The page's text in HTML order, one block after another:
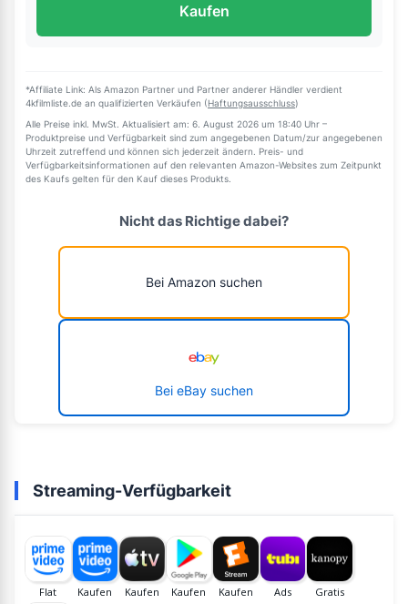
Kaufen
*Affiliate Link: Als Amazon Partner und Partner anderer Händler verdient
4kfilmliste.de an qualifizierten Verkäufen (Haftungsausschluss)
Alle Preise inkl. MwSt. Aktualisiert am: 6. August 2026 um 18:40 Uhr –
Produktpreise und Verfügbarkeit sind zum angegebenen Datum/zur angegebenen
Uhrzeit zutreffend und können sich jederzeit ändern. Preis- und
Verfügbarkeitsinformationen auf den relevanten Amazon-Websites zum Zeitpunkt
des Kaufs gelten für den Kauf dieses Produkts.
Nicht das Richtige dabei?
Bei Amazon suchen
Bei eBay suchen
Streaming-Verfügbarkeit